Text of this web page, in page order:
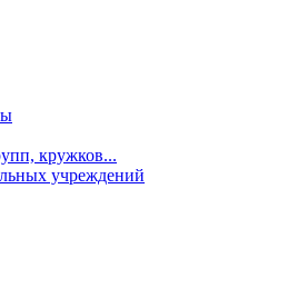
кружков...
учреждений